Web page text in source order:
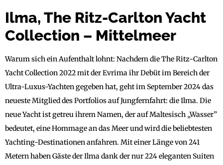
Ilma, The Ritz-Carlton Yacht
Collection – Mittelmeer
Warum sich ein Aufenthalt lohnt: Nachdem die The Ritz-Carlton
Yacht Collection 2022 mit der Evrima ihr Debüt im Bereich der
Ultra-Luxus-Yachten gegeben hat, geht im September 2024 das
neueste Mitglied des Portfolios auf Jungfernfahrt: die Ilma. Die
neue Yacht ist getreu ihrem Namen, der auf Maltesisch „Wasser”
bedeutet, eine Hommage an das Meer und wird die beliebtesten
Yachting-Destinationen anfahren. Mit einer Länge von 241
Metern haben Gäste der Ilma dank der nur 224 eleganten Suiten